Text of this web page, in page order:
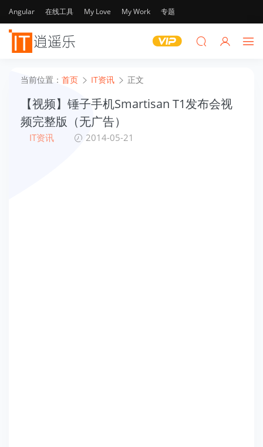
Angular 在线工具 My Love My Work 专题
当前位置： 首页 IT资讯 正文
【视频】锤子手机Smartisan T1发布会视
频完整版（无广告）
IT资讯 2014-05-21